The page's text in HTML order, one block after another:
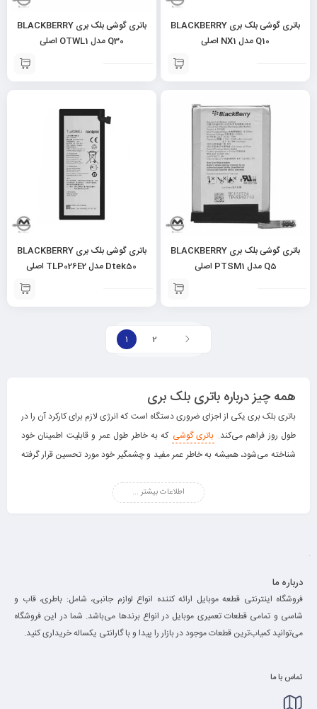
باتری گوشی بلک بری BLACKBERRY
Q10 مدل NX1 اصلی
باتری گوشی بلک بری BLACKBERRY
Q30 مدل OTWL1 اصلی
باتری گوشی بلک بری BLACKBERRY
Q5 مدل PTSM1 اصلی
باتری گوشی بلک بری BLACKBERRY
Dtek50 مدل TLP026E2 اصلی
1 2
همه چیز درباره باتری بلک بری
باتری بلک بری یکی از اجزای ضروری دستگاه است که انرژی لازم برای کارکرد آن را در
طول روز فراهم می‌کند. باتری گوشی که به خاطر طول عمر و قابلیت اطمینان خود
شناخته می‌شود، همیشه به خاطر عمر مفید و چشمگیر خود مورد تحسین قرار گرفته‌
اطمینان می‌دهد که می‌توانند بدون نگرانی دائمی در مورد تمام شدن شارژ، متصل و
این طول عمر را می‌توان به عوامل مختلفی از جمله سیستم‌های مدیریت کارآمد
پیاده سازی شده توسط باتریبلک بری
نسبت داد. همچنین، بهینه‌سازی مواد
سازنده باتری هم جایگاه ویزه‌ای در این مسعله دارد. این به ویژگی‌ها برای کاربرانی
باتری بلک بری همچنین شامل گزینه‌هایی مانند حالت‌های بهینه‌سازی باتری است.
که این امکانات، تنظیماتی مانند روشنایی صفحه، فعالیت برنامه پس‌زمینه و
اطلاعات بیشتر ...
درباره ما
فروشگاه اینترنتی قطعه موبایل ارائه کننده انواع لوازم جانبی، شامل: باطری، قاب و
شاسی و تمامی قطعات تعمیری موبایل در انواع برند‌ها می‌باشد. شما در این فروشگاه
می‌توانید کمیاب‌ترین قطعات موجود در بازار را پیدا و با گارانتی یکساله خریداری کنید.
تماس با ما